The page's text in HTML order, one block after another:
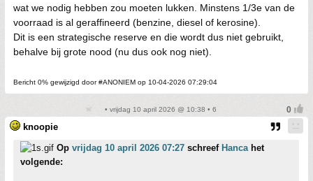
wat we nodig hebben zou moeten lukken. Minstens 1/3e van de
voorraad is al geraffineerd (benzine, diesel of kerosine).
Dit is een strategische reserve en die wordt dus niet gebruikt,
behalve bij grote nood (nu dus ook nog niet).
Bericht 0% gewijzigd door #ANONIEM op 10-04-2026 07:29:04
• vrijdag 10 april 2026 @ 10:38 • 6
knoopie
Op vrijdag 10 april 2026 07:27 schreef Hancahet
volgende: